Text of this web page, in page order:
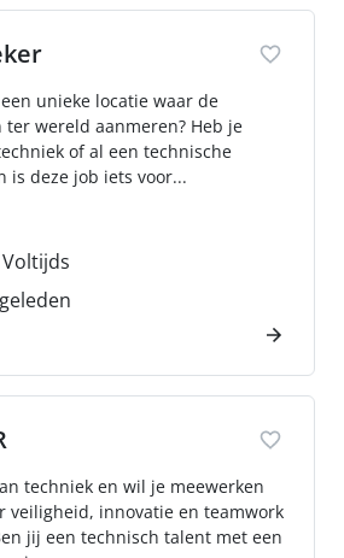
unieke locatie waar de
ter wereld aanmeren? Heb je
of al een technische
is deze job iets voor...
Voltijds
techniek en wil je meewerken
veiligheid, innovatie en teamwork
jij een technisch talent met een